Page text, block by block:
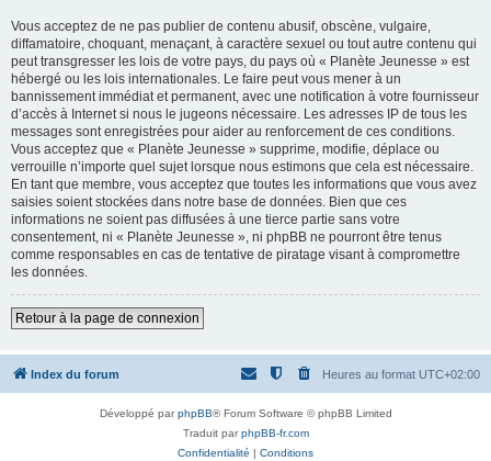
Vous acceptez de ne pas publier de contenu abusif, obscène, vulgaire,
diffamatoire, choquant, menaçant, à caractère sexuel ou tout autre contenu qui
peut transgresser les lois de votre pays, du pays où « Planète Jeunesse » est
hébergé ou les lois internationales. Le faire peut vous mener à un
bannissement immédiat et permanent, avec une notification à votre fournisseur
d’accès à Internet si nous le jugeons nécessaire. Les adresses IP de tous les
messages sont enregistrées pour aider au renforcement de ces conditions.
Vous acceptez que « Planète Jeunesse » supprime, modifie, déplace ou
verrouille n’importe quel sujet lorsque nous estimons que cela est nécessaire.
En tant que membre, vous acceptez que toutes les informations que vous avez
saisies soient stockées dans notre base de données. Bien que ces
informations ne soient pas diffusées à une tierce partie sans votre
consentement, ni « Planète Jeunesse », ni phpBB ne pourront être tenus
comme responsables en cas de tentative de piratage visant à compromettre
les données.
Retour à la page de connexion
Index du forum Heures au format UTC+02:00
Développé parphpBB® Forum Software © phpBB Limited
Traduit parphpBB-fr.com
Confidentialité | Conditions